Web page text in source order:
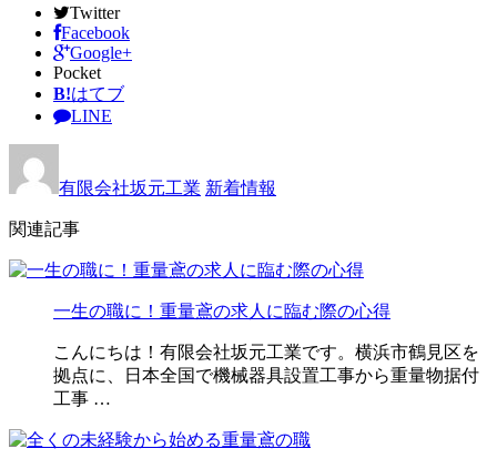
Twitter
Facebook
Google+
Pocket
B!はてブ
LINE
有限会社坂元工業 新着情報
関連記事
一生の職に！重量鳶の求人に臨む際の心得
こんにちは！有限会社坂元工業です。横浜市鶴見区を
拠点に、日本全国で機械器具設置工事から重量物据付
工事 …